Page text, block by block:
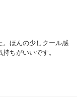
。ほんの少しクール感
ちがいいです。